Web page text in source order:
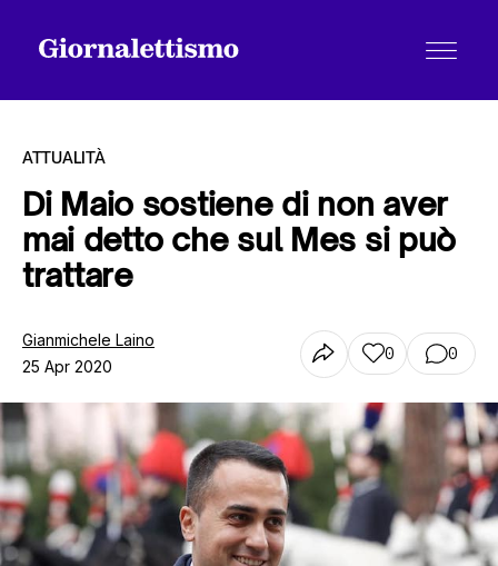
Tutti gli articoli
Chi siamo
Contatti
ATTUALITÀ
Di Maio sostiene di non aver
mai detto che sul Mes si può
trattare
Gianmichele Laino
25 Apr 2020
0 0